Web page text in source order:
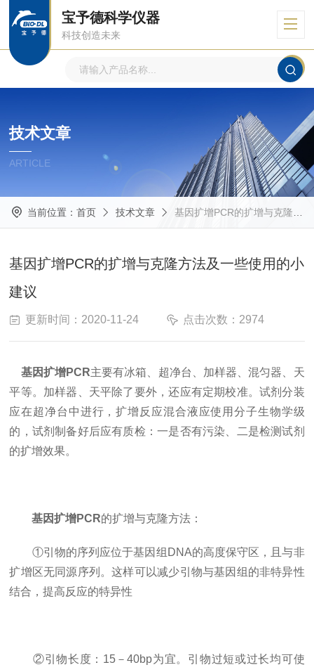
宝予德科学仪器
科技创造未来
技术文章
ARTICLE
当前位置： 首页 技术文章 基因扩增PCR的扩增与克隆方法及一些使用的小建议
基因扩增PCR的扩增与克隆方法及一些使用的小
建议
更新时间：2020-11-24 点击次数：2974
基因扩增PCR主要有冰箱、超净台、加样器、混匀器、天
平等。加样器、天平除了要外，还应有定期校准。试剂分装
应在超净台中进行，扩增反应混合液应使用分子生物学级
的，试剂制备好后应有质检：一是否有污染、二是检测试剂
的扩增效果。
基因扩增PCR的扩增与克隆方法：
①引物的序列应位于基因组DNA的高度保守区，且与非
扩增区无同源序列。这样可以减少引物与基因组的非特异性
结合，提高反应的特异性
②引物长度：15－40bp为宜。引物过短或过长均可使